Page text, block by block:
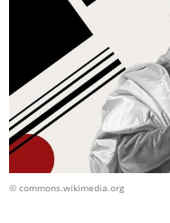
© commons.wikimedia.org